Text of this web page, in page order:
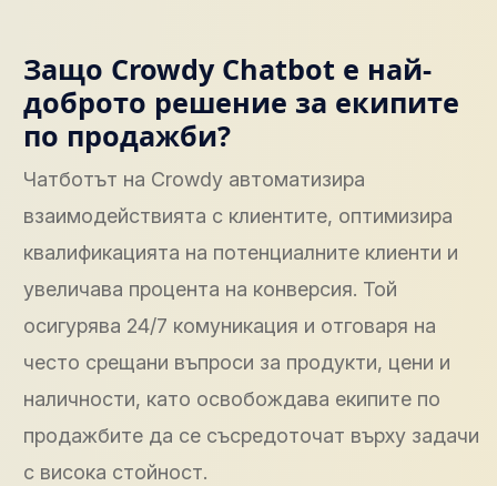
Защо Crowdy Chatbot е най-
доброто решение за екипите
по продажби?
Чатботът на Crowdy автоматизира
взаимодействията с клиентите, оптимизира
квалификацията на потенциалните клиенти и
увеличава процента на конверсия. Той
осигурява 24/7 комуникация и отговаря на
често срещани въпроси за продукти, цени и
наличности, като освобождава екипите по
продажбите да се съсредоточат върху задачи
с висока стойност.